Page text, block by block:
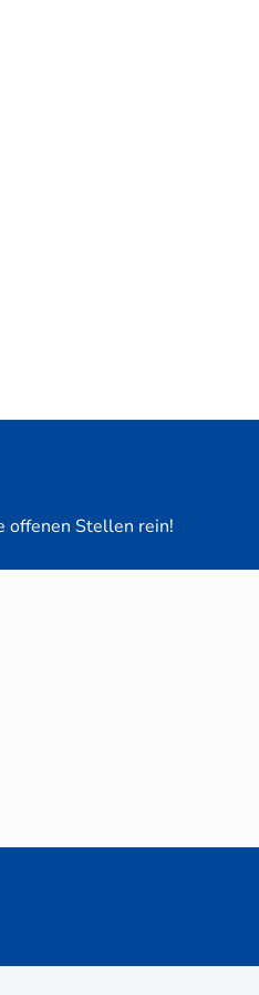
offenen Stellen rein!